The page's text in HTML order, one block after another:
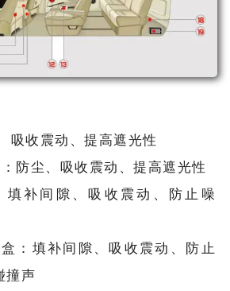
吸收震动、提高遮光性
防尘、吸收震动、提高遮光性
补间隙、吸收震动、防止噪
：填补间隙、吸收震动、防止
撞声